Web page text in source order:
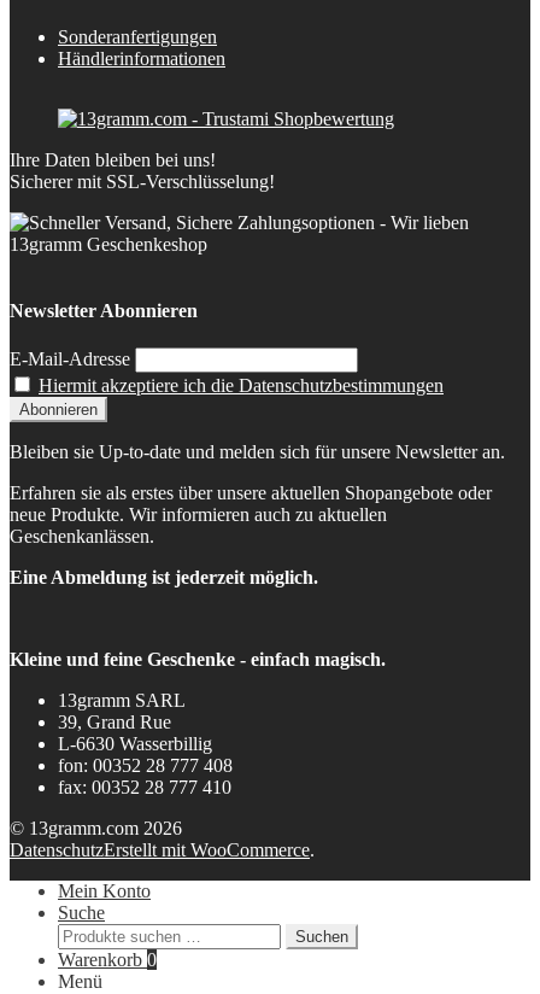
Sonderanfertigungen
Händlerinformationen
Ihre Daten bleiben bei uns!
Sicherer mit SSL-Verschlüsselung!
Newsletter Abonnieren
E-Mail-Adresse
Hiermit akzeptiere ich die Datenschutzbestimmungen
Bleiben sie Up-to-date und melden sich für unsere Newsletter an.
Erfahren sie als erstes über unsere aktuellen Shopangebote oder
neue Produkte. Wir informieren auch zu aktuellen
Geschenkanlässen.
Eine Abmeldung ist jederzeit möglich.
Kleine und feine Geschenke - einfach magisch.
13gramm SARL
39, Grand Rue
L-6630 Wasserbillig
fon: 00352 28 777 408
fax: 00352 28 777 410
© 13gramm.com 2026
DatenschutzErstellt mit WooCommerce.
Mein Konto
Suche
Suchen
nach:
Suchen
Warenkorb 0
Menü